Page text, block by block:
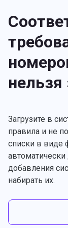
нельзя
Загрузите в
правила и не
списки в виде
добавления
набирать их.